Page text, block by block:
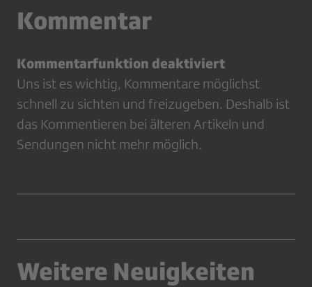
Kommentar
Kommentarfunktion deaktiviert
Uns ist es wichtig, Kommentare möglichst
schnell zu sichten und freizugeben. Deshalb ist
das Kommentieren bei älteren Artikeln und
Sendungen nicht mehr möglich.
Weitere Neuigkeiten